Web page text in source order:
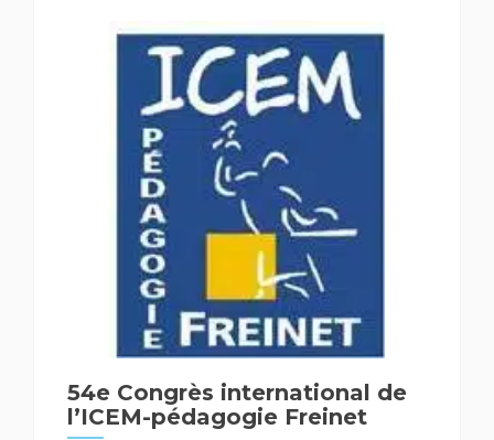
54e Congrès international de
l’ICEM-pédagogie Freinet